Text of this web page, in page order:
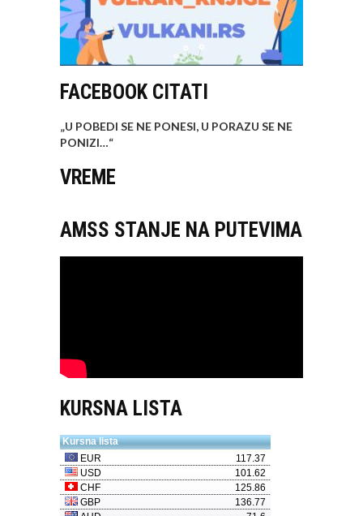
FACEBOOK CITATI
„U POBEDI SE NE PONESI, U PORAZU SE NE
PONIZI…“
VREME
AMSS STANJE NA PUTEVIMA
KURSNA LISTA